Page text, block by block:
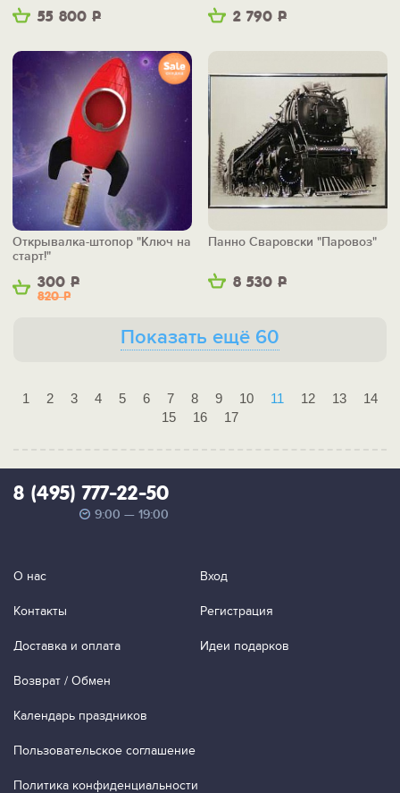
55 800 Р
2 790 Р
300 Р
820Р
Открывалка-штопор "Ключ на
старт!"
8 530 Р
Панно Сваровски "Паровоз"
Показать ещё 60
1 2 3 4 5 6 7 8 9 10 11 12 13
14
15
16 17
8 (495) 777-22-50
9:00 — 19:00
О нас
Контакты
Доставка и оплата
Возврат / Обмен
Календарь праздников
Пользовательское соглашение
Политика конфиденциальности
Вход
Регистрация
Идеи подарков